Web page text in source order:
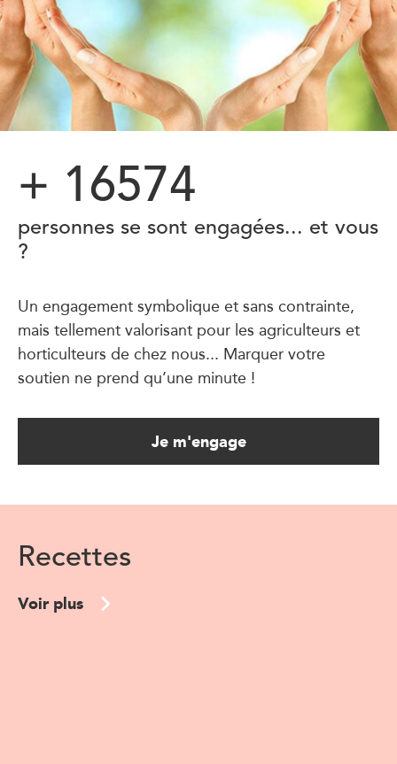
+ 16574
personnes se sont engagées... et vous
?
Un engagement symbolique et sans contrainte,
mais tellement valorisant pour les agriculteurs et
horticulteurs de chez nous... Marquer votre
soutien ne prend qu’une minute !
Je m'engage
Recettes
Voir plus